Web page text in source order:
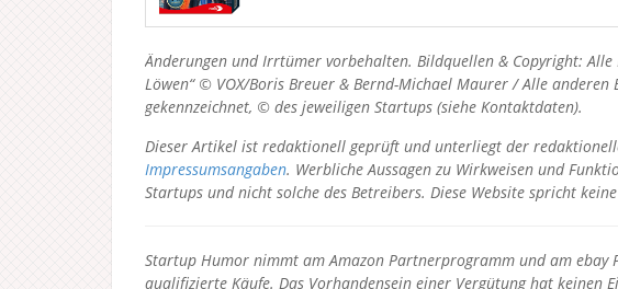
Änderungen und Irrtümer vorbehalten. Bildquellen & Copyright: Alle
Löwen“ © VOX/Boris Breuer & Bernd-Michael Maurer / Alle
gekennzeichnet, © des jeweiligen Startups (siehe Kontaktdaten).
Dieser Artikel ist redaktionell geprüft und unterliegt der
Impressumsangaben. Werbliche Aussagen zu Wirkweisen und
Startups und nicht solche des Betreibers. Diese Website spricht
Startup Humor nimmt am Amazon Partnerprogramm und am
qualifizierte Käufe. Das Vorhandensein einer Vergütung hat keinen